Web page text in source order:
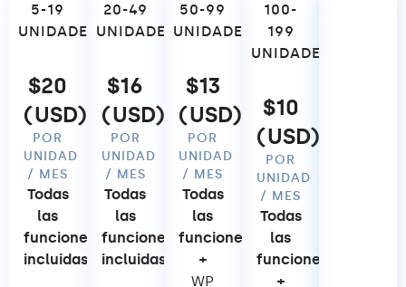
5-19
UNIDADES
$20
(USD)
POR
UNIDAD
/ MES
Todas
las
funciones
incluidas
20-49
UNIDADES
$16
(USD)
POR
UNIDAD
/ MES
Todas
las
funciones
incluidas
50-99
UNIDADES
$13
(USD)
POR
UNIDAD
/ MES
Todas
las
funciones
+
WP
100-
199
UNIDADES
$10
(USD)
POR
UNIDAD
/ MES
Todas
las
funciones
+